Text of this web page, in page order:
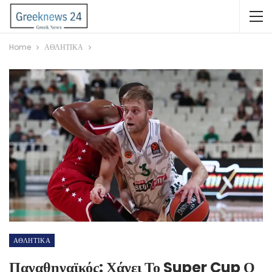
Home ΑΘΛΗΤΙΚΑ
ΑΘΛΗΤΙΚΑ
Παναθηναϊκός: Χάνει Το Super Cup Ο